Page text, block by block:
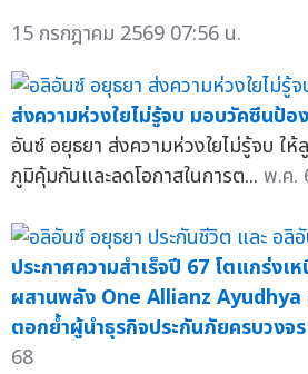
15 กรกฎาคม 2569 07:56 น.
ส่งความห่วงใยไม่รู้จบ มอบวัคซีนป้อ
อันซ์ อยุธยา ส่งความห่วงใยไม่รู้จบ ใ
ภูมิคุ้มกันและลดโอกาสในการต... พ.ค.
ประกาศความสำเร็จปี 67 โตแกร่งเ
ผสานพลัง One Allianz Ayudhya
ตอกย้ำผู้นำธุรกิจประกันภัยครบวงจร
68